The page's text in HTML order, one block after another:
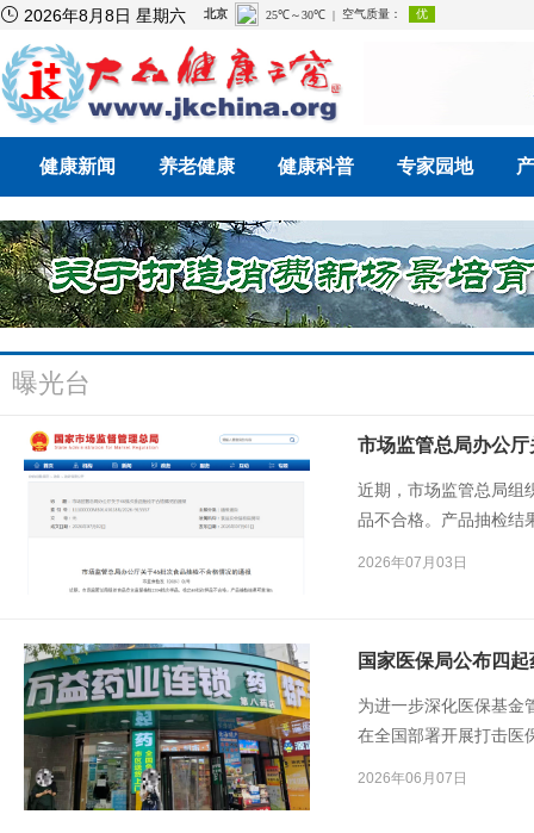
 2026年8月8日 星期六
健康新闻 养老健康 健康科普 专家园地
曝光台
市场监管总局办公
近期，市场监管总局组
品不合格。产品抽检结
2026年07月03日
国家医保局公布四
为进一步深化医保基金
在全国部署开展打击医
2026年06月07日